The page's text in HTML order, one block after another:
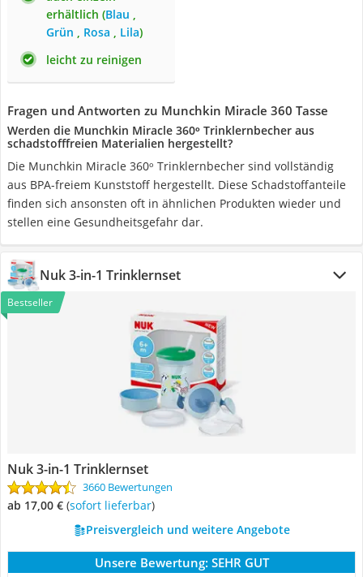
erhältlich (Blau ,
Grün , Rosa , Lila)
leicht zu reinigen
Fragen und Antworten zu Munchkin Miracle 360 Tasse
Werden die Munchkin Miracle 360ᵒ Trinklernbecher aus
schadstofffreien Materialien hergestellt?
Die Munchkin Miracle 360ᵒ Trinklernbecher sind vollständig
aus BPA-freiem Kunststoff hergestellt. Diese Schadstoffanteile
finden sich ansonsten oft in ähnlichen Produkten wieder und
stellen eine Gesundheitsgefahr dar.
Nuk 3-in-1 Trinklernset
Bestseller
Nuk 3-in-1 Trinklernset
3660 Bewertungen
ab 17,00 € ( Sofort lieferbar)
Preisvergleich und weitere Angebote
Unsere Bewertung: SEHR GUT